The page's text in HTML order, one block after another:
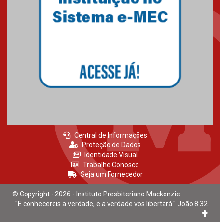
Central de Informações
Proteção de Dados
Identidade Visual
Trabalhe Conosco
Seja um Fornecedor
© Copyright - 2026 - Instituto Presbiteriano Mackenzie
"E conhecereis a verdade, e a verdade vos libertará." João 8:32